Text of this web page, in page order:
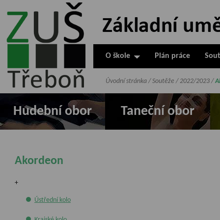
ZUŠ Třeboň -
Základní
umělecká škola
O škole Plán práce
Hudební obor Taneční obor
Úvodní stránka / Soutěže / 2022/2023 /
Akordeon
+
Ústřední kolo